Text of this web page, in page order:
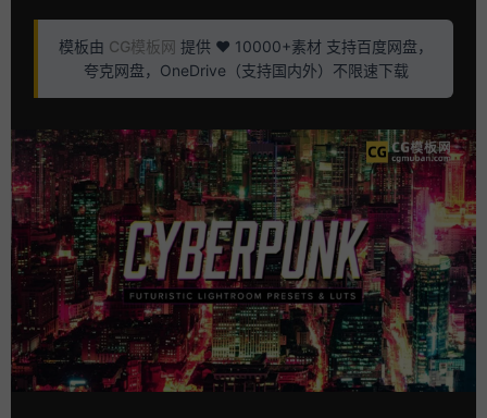
模板由 CG模板网 提供 ❤️ 10000+素材 支持百度网盘，
夸克网盘，OneDrive（支持国内外）不限速下载